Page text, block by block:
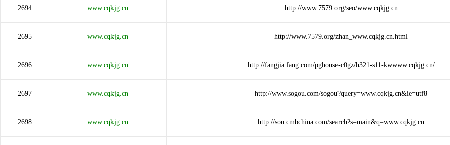
2694 www.cqkjg.cn http://www.7579.org/seo/www.cqkjg.cn
2695 www.cqkjg.cn http://www.7579.org/zhan_www.cqkjg.cn.html
2696 www.cqkjg.cn http://fangjia.fang.com/pghouse-c0gz/h321-s11-kwwww.cqkjg.cn/
2697 www.cqkjg.cn http://www.sogou.com/sogou?query=www.cqkjg.cn&ie=utf8
2698 www.cqkjg.cn http://sou.cmbchina.com/search?s=main&q=www.cqkjg.cn